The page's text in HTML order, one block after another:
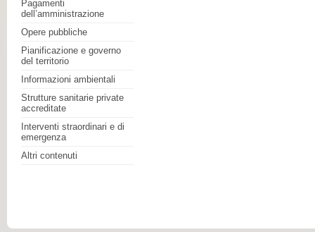
Pagamenti
dell’amministrazione
Opere pubbliche
Pianificazione e governo
del territorio
Informazioni ambientali
Strutture sanitarie private
accreditate
Interventi straordinari e di
emergenza
Altri contenuti